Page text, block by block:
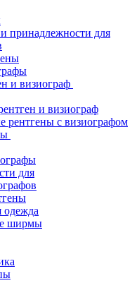
принадлежности для
и визиограф
и визиограф
рентгены с визиографом
для
одежда
ширмы